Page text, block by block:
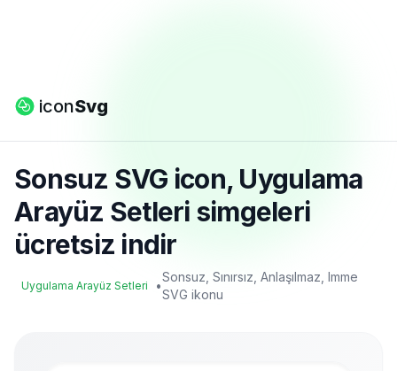
iconSvg
Sonsuz SVG icon, Uygulama
Arayüz Setleri simgeleri
ücretsiz indir
Uygulama Arayüz Setleri •
Sonsuz, Sınırsız, Anlaşılmaz, Imme
SVG ikonu